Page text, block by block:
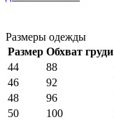
Размеры одежды
Размер Обхват груди
44
88
46
92
48
96
50
100